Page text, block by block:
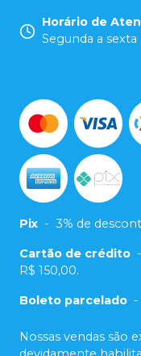
Horário de
Segunda a sexta
Pix - 3% de
Cartão de crédito -
R$ 150,00.
Boleto parcelado -
Nossas vendas são